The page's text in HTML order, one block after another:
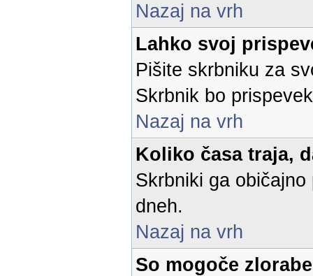
Nazaj na vrh
Lahko svoj
Pišite skrbniku za
Skrbnik bo
Nazaj na vrh
Koliko časa traja,
Skrbniki ga
dneh.
Nazaj na vrh
So mogoče